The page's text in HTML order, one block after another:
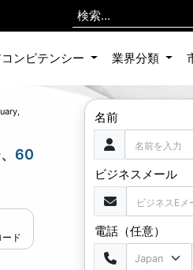
ンピテンシー 業界分類
60
ド
名前
ビジネスメール
電話（任意）